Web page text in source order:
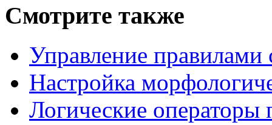
Смотрите также
Управление правилами
Настройка
Логические операторы